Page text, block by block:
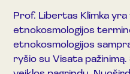
Prof. Libertas Klimka
etnokosmologijos
etnokosmologijos
ryšio su Visata